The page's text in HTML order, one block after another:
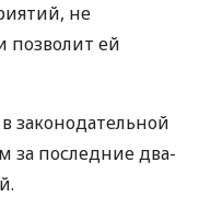
не
позволит ей
законодательной
за последние два-